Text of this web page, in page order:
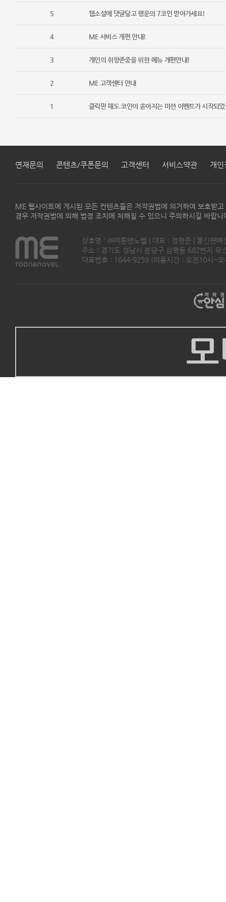
5 웹소설에 댓글달고 행운의 7코인 받아가세요!
4 ME 서비스 개편 안내!
3 개인의 취향존중을 위한 메뉴 개편안내!
2 ME 고객센터 안내
1 클릭만 해도 코인이 쏟아지는 미션 이벤트가 시작되
연재문의 콘텐츠/쿠폰문의 고객센터 서비스약관 개인
ME 웹사이트에 게시된 모든 컨텐츠들은 저작권법에 의거하여 보호받
경우 저작권법에 의해 법정 조치에 처해질 수 있으니 주의하시길 바랍니
상호명 : ㈜미툰앤노벨 | 대표 : 정현준 | 통신판
주소 : 경기도 성남시 분당구 삼평동 682번지
대표번호 : 1644-9259 (이용시간 : 오전10시~